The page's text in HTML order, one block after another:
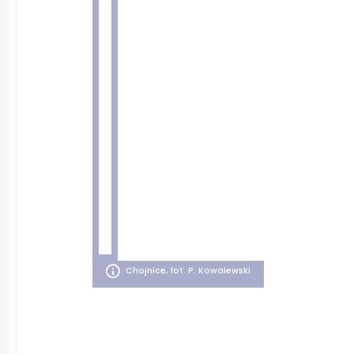
Chojnice, fot. P. Kowalewski